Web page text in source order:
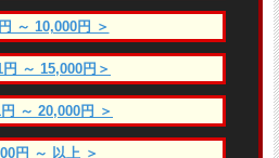
～ 10,000円 ＞
～ 15,000円＞
～ 20,000円 ＞
円 ～ 以上 ＞